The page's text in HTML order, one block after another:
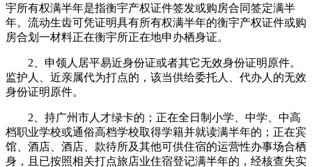
宇所有权满半年是指衡宇产权证件签发或购房合同签定满半
年。流动生齿可凭证明具有所有权满半年的衡宇产权证件或购
房合划一材料正在衡宇所正在地申办栖身证。
2、申领人居平易近身份证或者其它无效身份证明原件。
监护人、近亲属代为打点的，该当供给委托人、代办人的无效
身份证明原件。
2、持广州市人才绿卡的；正在全日制小学、中学、中高
档职业学校或通俗高档学校取得学籍并就读满半年的；正在宾
馆、酒店、酒店、款待所及其他可供住宿的运营性办事场合栖
身，且已按照相关打点旅店业住宿登记满半年的，经核查失实